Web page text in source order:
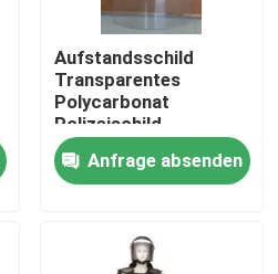
Aufstandsschild
Transparentes
Polycarbonat
Polizeischild
Anfrage absenden